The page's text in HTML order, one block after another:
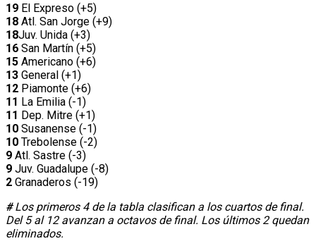
19 El Expreso (+5)
18 Atl. San Jorge (+9)
18Juv. Unida (+3)
16 San Martín (+5)
15 Americano (+6)
13 General (+1)
12 Piamonte (+6)
11 La Emilia (-1)
11 Dep. Mitre (+1)
10 Susanense (-1)
10 Trebolense (-2)
9 Atl. Sastre (-3)
9 Juv. Guadalupe (-8)
2 Granaderos (-19)
#Los primeros 4 de la tabla clasifican a los cuartos de final.
Del 5 al 12 avanzan a octavos de final. Los últimos 2 quedan
eliminados.